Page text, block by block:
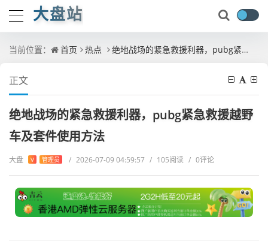
大盘站
当前位置： 首页 热点 绝地战场的紧急救援利器，pubg紧急救援越野车及套件使用方法
正文
绝地战场的紧急救援利器，pubg紧急救援越野
车及套件使用方法
大盘 V 管理员 / 2026-07-09 04:59:57 / 105阅读 / 0评论